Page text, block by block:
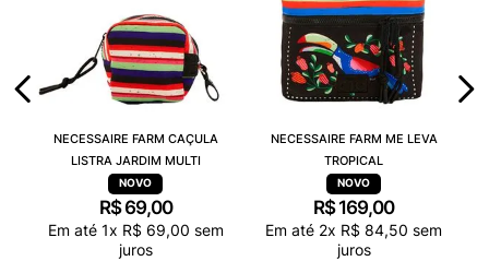
NECESSAIRE FARM CAÇULA
LISTRA JARDIM MULTI
R$ 69,00
Em até 1x R$ 69,00 sem
juros
NECESSAIRE FARM ME LEVA
TROPICAL
R$ 169,00
Em até 2x R$ 84,50 sem
juros